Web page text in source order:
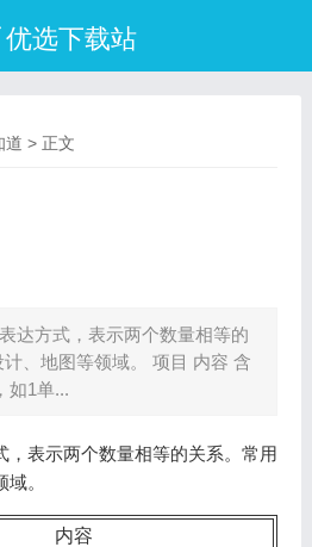
优选下载站
道 > 正文
达方式，表示两个数量相等的
、地图等领域。 项目 内容 含
如1单...
，表示两个数量相等的关系。常用
。
内容